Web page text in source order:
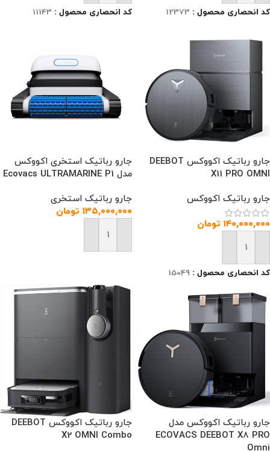
کد انحصاری محصول : 12373 کد انحصاری محصول : 11143
جارو رباتیک اکووکس DEEBOT
X11 PRO OMNI
جارو رباتیک اکووکس
۱۴۰,۰۰۰,۰۰۰ تومان
افزودن به سبد خرید
کد انحصاری محصول : 15049
جارو رباتیک استخری اکووکس
مدل Ecovacs ULTRAMARINE P1
جارو رباتیک استخری
۱۳۵,۰۰۰,۰۰۰ تومان
افزودن به سبد خرید
جارو رباتیک اکووکس مدل
ECOVACS DEEBOT X8 PRO
Omni
جارو رباتیک اکووکس DEEBOT
X2 OMNI Combo